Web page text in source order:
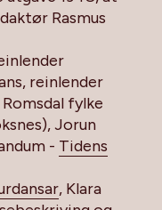
Rasmus
reinlender
fylke
Jorun
- Tidens
, Klara